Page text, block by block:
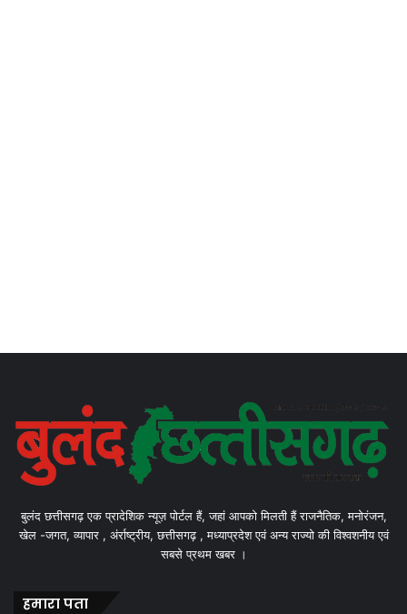
बुलंद छत्तीसगढ़ एक प्रादेशिक न्यूज़ पोर्टल हैं, जहां आपको मिलती हैं राजनैतिक, मनोरंजन,
खेल -जगत, व्यापार , अंर्राष्ट्रीय, छत्तीसगढ़ , मध्याप्रदेश एवं अन्य राज्यो की विश्वशनीय एवं
सबसे प्रथम खबर ।
हमारा पता